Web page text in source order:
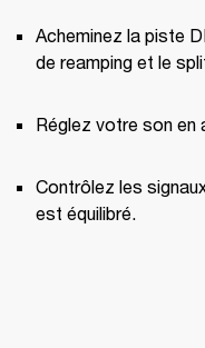
Acheminez la piste
de reamping et le
Réglez votre son en
Contrôlez les
est équilibré.